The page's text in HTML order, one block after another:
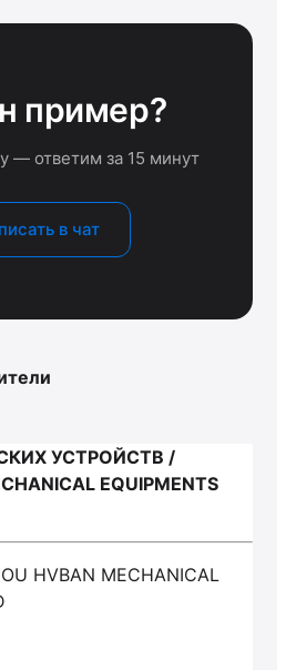
пример?
— ответим за 15 минут
в чат
УСТРОЙСТВ /
EQUIPMENTS
HVBAN MECHANICAL